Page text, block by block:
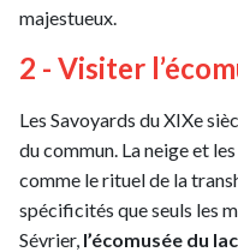
majestueux.
2 - Visiter
Les Savoyards du XIXe
du commun. La neige et
comme le rituel de la
spécificités que seuls les
Sévrier, l’écomusée du